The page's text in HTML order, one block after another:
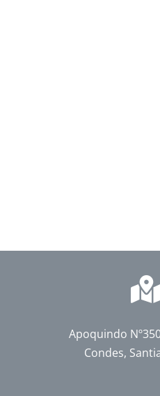
Apoquindo
Condes,